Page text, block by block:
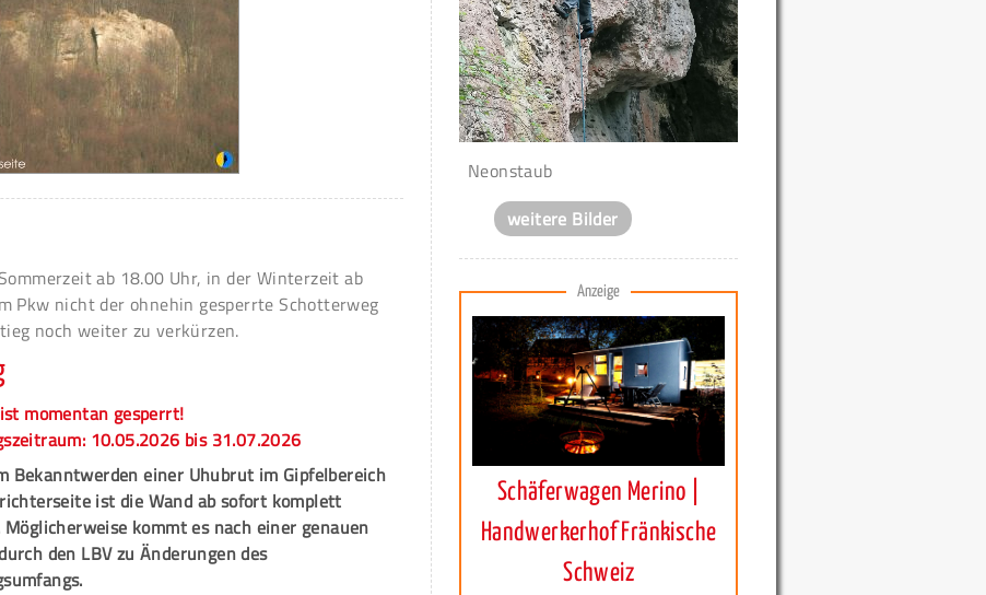
ab 18.00 Uhr, in der Winterzeit ab
Pkw nicht der ohnehin gesperrte Schotterweg
noch weiter zu verkürzen.
momentan gesperrt!
10.05.2026 bis 31.07.2026
Bekanntwerden einer Uhubrut im Gipfelbereich
ist die Wand ab sofort komplett
Möglicherweise kommt es nach einer genauen
den LBV zu Änderungen des
Neonstaub
weitere Bilder
Anzeige
Schäferwagen Merino |
Handwerkerhof Fränkische
Schweiz